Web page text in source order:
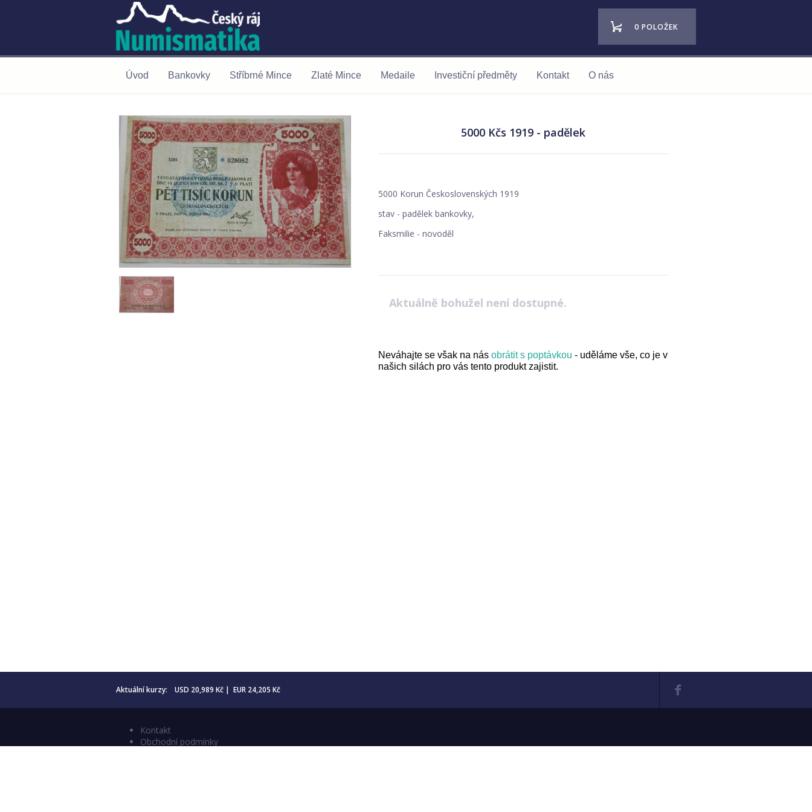
0 POLOŽEK
Úvod Bankovky Stříbrné Mince Zlaté Mince Medaile Investiční předměty Kontakt O nás
5000 Kčs 1919 - padělek
5000 Korun Československých 1919
stav - padělek bankovky,
Faksmilie - novoděl
Aktuálně bohužel není dostupné.
Neváhajte se však na nás obrátit s poptávkou - uděláme vše, co je v
našich silách pro vás tento produkt zajistit.
Aktuální kurzy: USD 20,989 Kč | EUR 24,205 Kč
Kontakt
Obchodní podmínky